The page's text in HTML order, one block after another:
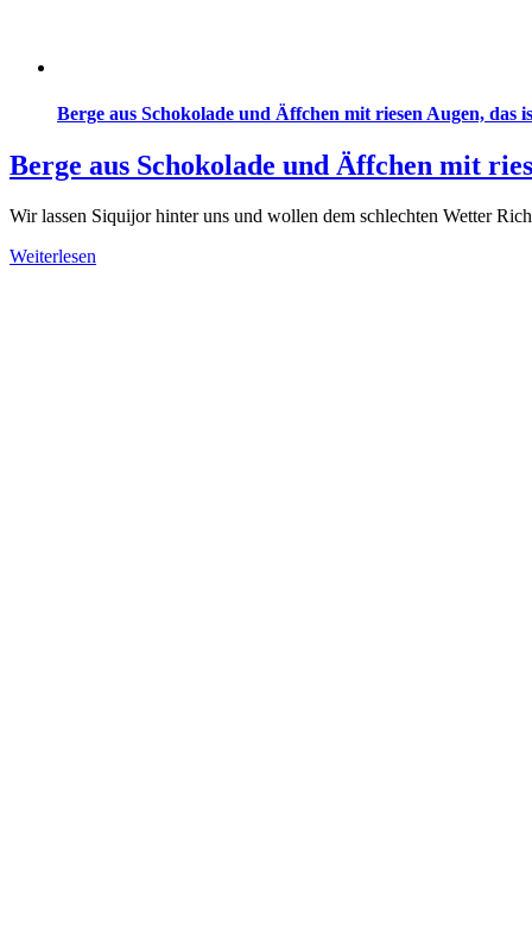
Berge aus Schokolade und Äffchen mit riesen Augen, das
Berge aus Schokolade und Äffchen mit
Wir lassen Siquijor hinter uns und wollen dem schlechten Wetter
Weiterlesen